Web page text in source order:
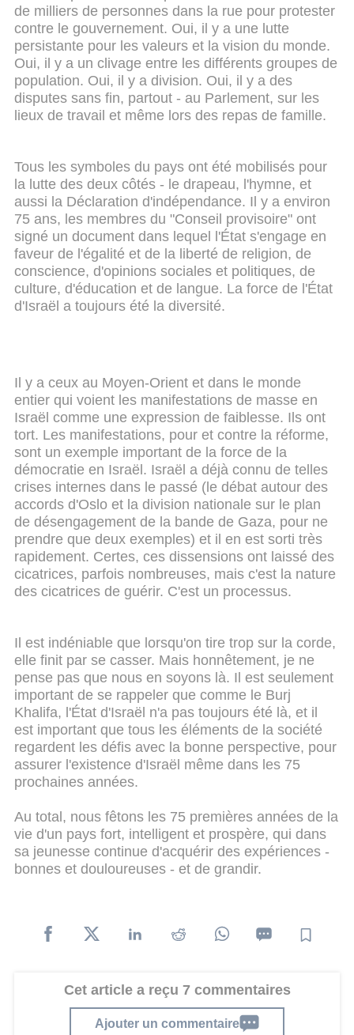
de milliers de personnes dans la rue pour protester
contre le gouvernement. Oui, il y a une lutte
persistante pour les valeurs et la vision du monde.
Oui, il y a un clivage entre les différents groupes de
population. Oui, il y a division. Oui, il y a des
disputes sans fin, partout - au Parlement, sur les
lieux de travail et même lors des repas de famille.
Tous les symboles du pays ont été mobilisés pour
la lutte des deux côtés - le drapeau, l'hymne, et
aussi la Déclaration d'indépendance. Il y a environ
75 ans, les membres du "Conseil provisoire" ont
signé un document dans lequel l'État s'engage en
faveur de l'égalité et de la liberté de religion, de
conscience, d'opinions sociales et politiques, de
culture, d'éducation et de langue. La force de l'État
d'Israël a toujours été la diversité.
Il y a ceux au Moyen-Orient et dans le monde
entier qui voient les manifestations de masse en
Israël comme une expression de faiblesse. Ils ont
tort. Les manifestations, pour et contre la réforme,
sont un exemple important de la force de la
démocratie en Israël. Israël a déjà connu de telles
crises internes dans le passé (le débat autour des
accords d'Oslo et la division nationale sur le plan
de désengagement de la bande de Gaza, pour ne
prendre que deux exemples) et il en est sorti très
rapidement. Certes, ces dissensions ont laissé des
cicatrices, parfois nombreuses, mais c'est la nature
des cicatrices de guérir. C'est un processus.
Il est indéniable que lorsqu'on tire trop sur la corde,
elle finit par se casser. Mais honnêtement, je ne
pense pas que nous en soyons là. Il est seulement
important de se rappeler que comme le Burj
Khalifa, l'État d'Israël n'a pas toujours été là, et il
est important que tous les éléments de la société
regardent les défis avec la bonne perspective, pour
assurer l'existence d'Israël même dans les 75
prochaines années.
Au total, nous fêtons les 75 premières années de la
vie d'un pays fort, intelligent et prospère, qui dans
sa jeunesse continue d'acquérir des expériences -
bonnes et douloureuses - et de grandir.
Cet article a reçu 7 commentaires
Ajouter un commentaire